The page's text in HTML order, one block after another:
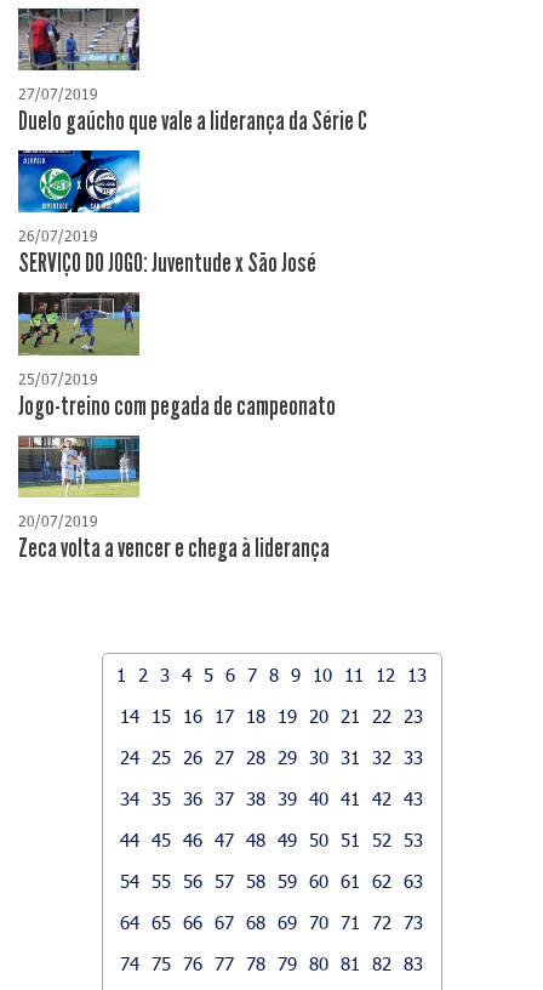
27/07/2019
Duelo gaúcho que vale a liderança da Série C
26/07/2019
SERVIÇO DO JOGO: Juventude x São José
25/07/2019
Jogo-treino com pegada de campeonato
20/07/2019
Zeca volta a vencer e chega à liderança
1 2 3 4 5 6 7 8 9 10 11 12
13
14
15 16 17 18 19 20 21 22
23
24
25 26 27 28 29 30 31 32
33
34 35 36 37 38 39 40 41 42
43
44 45 46 47 48 49 50 51 52
53
54 55 56 57 58 59 60 61 62
63
64 65 66 67 68 69 70 71 72
73
74 75 76 77 78 79 80 81 82
83